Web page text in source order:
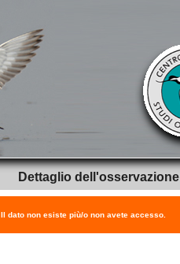
Dettaglio dell'osservazione
Il dato non esiste più/o non avete accesso.